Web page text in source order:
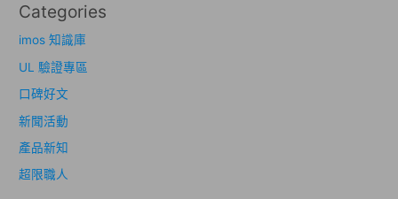
Categories
imos 知識庫
UL 驗證專區
口碑好文
新聞活動
產品新知
超限職人